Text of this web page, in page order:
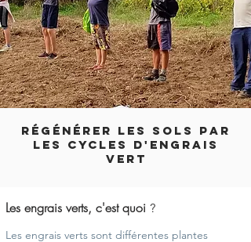
RÉGÉNÉRER LES SOLS PAR
LES CYCLES D'ENGRAIS
VERT
Les engrais verts, c'est quoi ?
Les engrais verts sont différentes plantes